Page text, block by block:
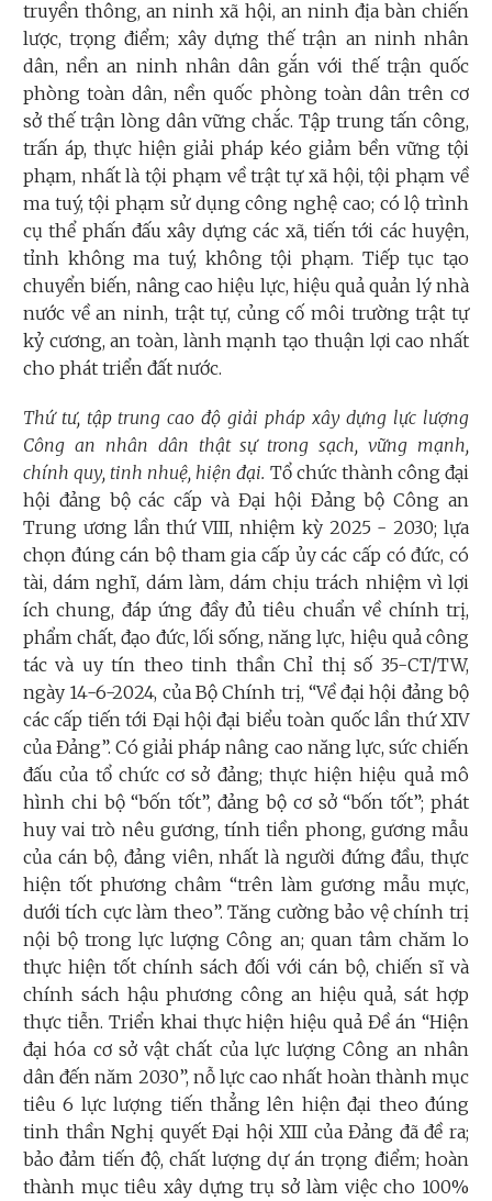
truyền thông, an ninh xã hội, an ninh địa bàn chiến
lược, trọng điểm; xây dựng thế trận an ninh nhân
dân, nền an ninh nhân dân gắn với thế trận quốc
phòng toàn dân, nền quốc phòng toàn dân trên cơ
sở thế trận lòng dân vững chắc. Tập trung tấn công,
trấn áp, thực hiện giải pháp kéo giảm bền vững tội
phạm, nhất là tội phạm về trật tự xã hội, tội phạm về
ma tuý, tội phạm sử dụng công nghệ cao; có lộ trình
cụ thể phấn đấu xây dựng các xã, tiến tới các huyện,
tỉnh không ma tuý, không tội phạm. Tiếp tục tạo
chuyển biến, nâng cao hiệu lực, hiệu quả quản lý nhà
nước về an ninh, trật tự, củng cố môi trường trật tự
kỷ cương, an toàn, lành mạnh tạo thuận lợi cao nhất
cho phát triển đất nước.
Thứ tư, tập trung cao độ giải pháp xây dựng lực lượng
Công an nhân dân thật sự trong sạch, vững mạnh,
chính quy, tinh nhuệ, hiện đại. Tổ chức thành công đại
hội đảng bộ các cấp và Đại hội Đảng bộ Công an
Trung ương lần thứ VIII, nhiệm kỳ 2025 - 2030; lựa
chọn đúng cán bộ tham gia cấp ủy các cấp có đức, có
tài, dám nghĩ, dám làm, dám chịu trách nhiệm vì lợi
ích chung, đáp ứng đầy đủ tiêu chuẩn về chính trị,
phẩm chất, đạo đức, lối sống, năng lực, hiệu quả công
tác và uy tín theo tinh thần Chỉ thị số 35-CT/TW,
ngày 14-6-2024, của Bộ Chính trị, “Về đại hội đảng bộ
các cấp tiến tới Đại hội đại biểu toàn quốc lần thứ XIV
của Đảng”. Có giải pháp nâng cao năng lực, sức chiến
đấu của tổ chức cơ sở đảng; thực hiện hiệu quả mô
hình chi bộ “bốn tốt”, đảng bộ cơ sở “bốn tốt”; phát
huy vai trò nêu gương, tính tiền phong, gương mẫu
của cán bộ, đảng viên, nhất là người đứng đầu, thực
hiện tốt phương châm “trên làm gương mẫu mực,
dưới tích cực làm theo”. Tăng cường bảo vệ chính trị
nội bộ trong lực lượng Công an; quan tâm chăm lo
thực hiện tốt chính sách đối với cán bộ, chiến sĩ và
chính sách hậu phương công an hiệu quả, sát hợp
thực tiễn. Triển khai thực hiện hiệu quả Đề án “Hiện
đại hóa cơ sở vật chất của lực lượng Công an nhân
dân đến năm 2030”, nỗ lực cao nhất hoàn thành mục
tiêu 6 lực lượng tiến thẳng lên hiện đại theo đúng
tinh thần Nghị quyết Đại hội XIII của Đảng đã đề ra;
bảo đảm tiến độ, chất lượng dự án trọng điểm; hoàn
thành mục tiêu xây dựng trụ sở làm việc cho 100%